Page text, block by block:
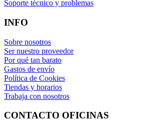
Soporte técnico y problemas
INFO
Sobre nosotros
Ser nuestro proveedor
Por qué tan barato
Gastos de envío
Política de Cookies
Tiendas y horarios
Trabaja con nosotros
CONTACTO OFICINAS